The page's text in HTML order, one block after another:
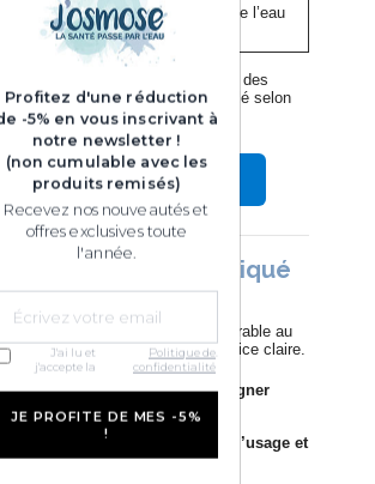
revient nettement moins cher que l’eau
“pique” au départ, il existe des
lalocationou le paiement étalé selon
les osmoseurs Josmose →
n°6 : “C’est compliqué
un osmoseur est souvent comparable au
meuble (type IKEA), avec une notice claire.
tutoriels existent pour accompagner
“fontaine” peuvent simplifier l’usage et
Profitez d'une réduction
-5% en vous inscrivant à
notre newsletter !
(non cumulable avec les
produits remisés)
Recevez nos nouveautés et
offres exclusives toute
l'année.
J'ai lu et
j'accepte la
Politique de
confidentialité
JE PROFITE DE MES -5%
!